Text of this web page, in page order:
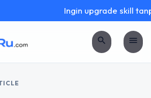
Ingin upgrade skill
search menu